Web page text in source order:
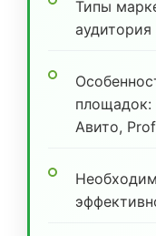
Типы
площадок:
Авито,